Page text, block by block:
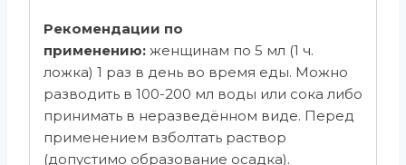
Рекомендации по
применению: женщинам по 5 мл (1 ч.
ложка) 1 раз в день во время еды. Можно
разводить в 100-200 мл воды или сока либо
принимать в неразведённом виде. Перед
применением взболтать раствор
(допустимо образование осадка).